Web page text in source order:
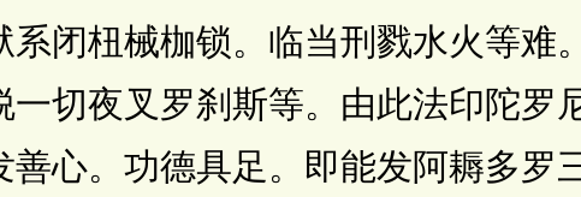
系闭杻械枷锁。临当刑戮水火等难
一切夜叉罗刹斯等。由此法印陀罗
善心。功德具足。即能发阿耨多罗